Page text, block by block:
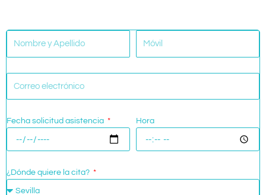
Fecha solicitud asistencia Hora
¿Dónde quiere la cita?